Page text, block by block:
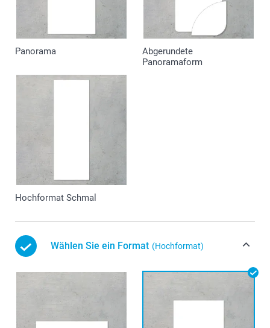
Panorama
Abgerundete
Panoramaform
Hochformat Schmal
Wählen Sie ein Format (Hochformat)